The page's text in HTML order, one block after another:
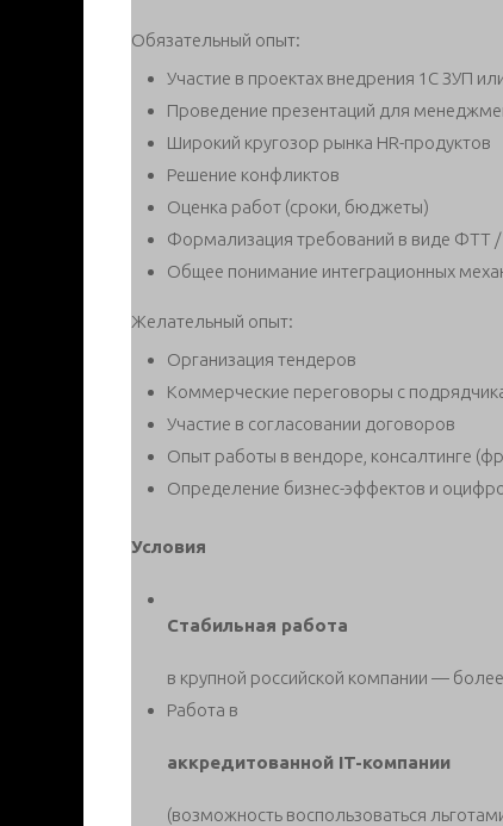
Обязательный опыт:
Участие в проектах внедрения 1С ЗУП
Проведение презентаций для
Широкий кругозор рынка HR-продуктов
Решение конфликтов
Оценка работ (сроки, бюджеты)
Формализация требований в виде ФТТ /
Общее понимание интеграционных
Желательный опыт:
Организация тендеров
Коммерческие переговоры с
Участие в согласовании договоров
Опыт работы в вендоре, консалтинге
Определение бизнес-эффектов и
Условия
Стабильная работа
в крупной российской компании —
Работа в
аккредитованной IT-компании
(возможность воспользоваться